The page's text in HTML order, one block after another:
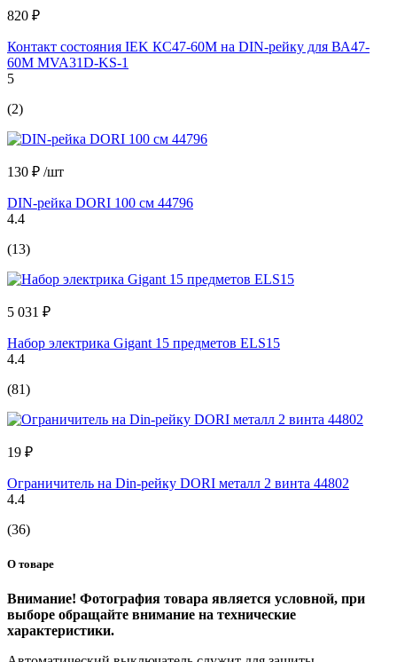
820 ₽
Контакт состояния IEK КС47-60М на DIN-рейку для ВА47-
60M MVA31D-KS-1
5
(2)
130 ₽ /шт
DIN-рейка DORI 100 см 44796
4.4
(13)
5 031 ₽
Набор электрика Gigant 15 предметов ELS15
4.4
(81)
19 ₽
Ограничитель на Din-рейку DORI металл 2 винта 44802
4.4
(36)
О товаре
Внимание! Фотография товара является условной, при
выборе обращайте внимание на технические
характеристики.